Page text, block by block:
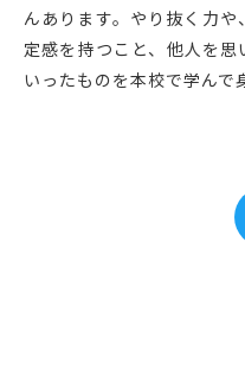
んあります。やり抜く力
定感を持つこと、他人を
いったものを本校で学んで